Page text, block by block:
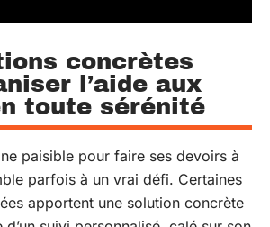
concrètes
l’aide aux
toute sérénité
paisible pour faire ses devoirs à
parfois à un vrai défi. Certaines
apportent une solution concrète